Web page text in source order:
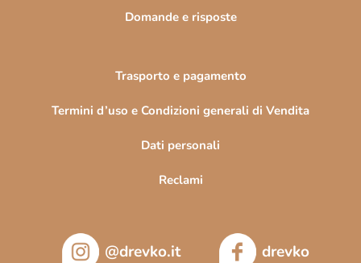
Domande e risposte
Trasporto e pagamento
Termini d’uso e Condizioni generali di Vendita
Dati personali
Reclami
@drevko.it drevko